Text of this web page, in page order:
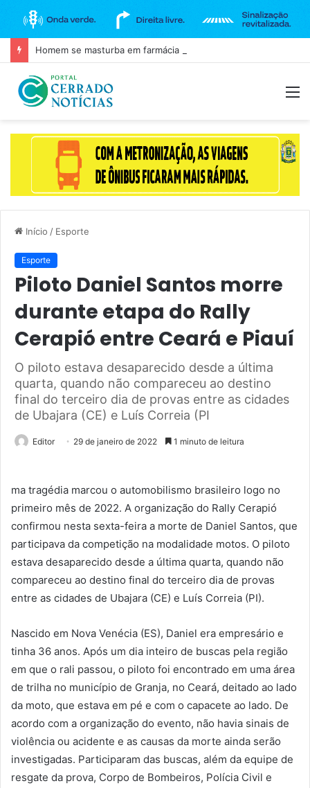
Início / Esporte
Esporte
Piloto Daniel Santos morre
durante etapa do Rally
Cerapió entre Ceará e Piauí
O piloto estava desaparecido desde a última
quarta, quando não compareceu ao destino
final do terceiro dia de provas entre as cidades
de Ubajara (CE) e Luís Correia (PI
Editor 29 de janeiro de 2022 1 minuto de leitura
ma tragédia marcou o automobilismo brasileiro logo no
primeiro mês de 2022. A organização do Rally Cerapió
confirmou nesta sexta-feira a morte de Daniel Santos, que
participava da competição na modalidade motos. O piloto
estava desaparecido desde a última quarta, quando não
compareceu ao destino final do terceiro dia de provas
entre as cidades de Ubajara (CE) e Luís Correia (PI).
Nascido em Nova Venécia (ES), Daniel era empresário e
tinha 36 anos. Após um dia inteiro de buscas pela região
em que o rali passou, o piloto foi encontrado em uma área
de trilha no município de Granja, no Ceará, deitado ao lado
da moto, que estava em pé e com o capacete ao lado. De
acordo com a organização do evento, não havia sinais de
violência ou acidente e as causas da morte ainda serão
investigadas. Participaram das buscas, além da equipe de
resgate da prova, Corpo de Bombeiros, Polícia Civil e